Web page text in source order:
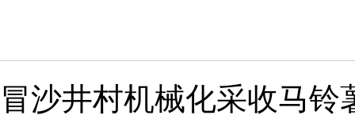
冒沙井村机械化采收马铃